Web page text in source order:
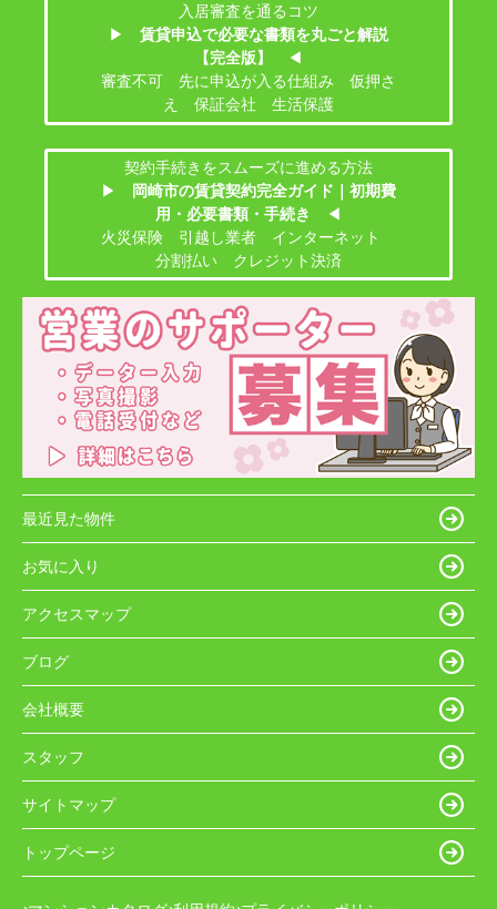
入居審査を通るコツ
▶
賃貸申込で必要な書類を丸ごと解説
【完全版】
◀
審査不可 先に申込が入る仕組み 仮押さ
え 保証会社 生活保護
契約手続きをスムーズに進める方法
▶
岡崎市の賃貸契約完全ガイド｜初期費
用・必要書類・手続き
◀
火災保険 引越し業者 インターネット
分割払い クレジット決済
最近見た物件
お気に入り
アクセスマップ
ブログ
会社概要
スタッフ
サイトマップ
トップページ